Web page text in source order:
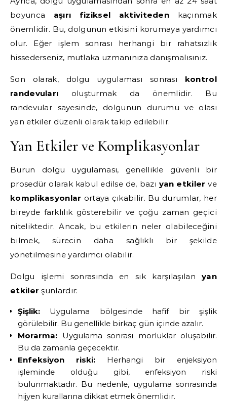
boyunca aşırı fiziksel aktiviteden kaçınmak
önemlidir. Bu, dolgunun etkisini korumaya yardımcı
olur. Eğer işlem sonrası herhangi bir rahatsızlık
hissederseniz, mutlaka uzmanınıza danışmalısınız.
Son olarak, dolgu uygulaması sonrası kontrol
randevuları oluşturmak da önemlidir. Bu
randevular sayesinde, dolgunun durumu ve olası
yan etkiler düzenli olarak takip edilebilir.
Yan Etkiler ve Komplikasyonlar
Burun dolgu uygulaması, genellikle güvenli bir
prosedür olarak kabul edilse de, bazı yan etkiler ve
komplikasyonlar ortaya çıkabilir. Bu durumlar, her
bireyde farklılık gösterebilir ve çoğu zaman geçici
niteliktedir. Ancak, bu etkilerin neler olabileceğini
bilmek, sürecin daha sağlıklı bir şekilde
yönetilmesine yardımcı olabilir.
Dolgu işlemi sonrasında en sık karşılaşılanyan
etkiler şunlardır:
Şişlik: Uygulama bölgesinde hafif bir şişlik
görülebilir. Bu genellikle birkaç gün içinde azalır.
Morarma: Uygulama sonrası morluklar oluşabilir.
Bu da zamanla geçecektir.
Enfeksiyon riski: Herhangi bir enjeksiyon
işleminde olduğu gibi, enfeksiyon riski
bulunmaktadır. Bu nedenle, uygulama sonrasında
hijyen kurallarına dikkat etmek önemlidir.